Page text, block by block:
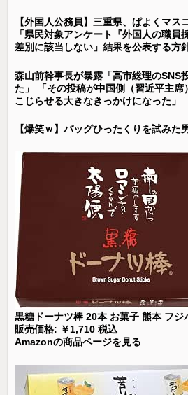
【外国人公務員】三重県、ぱよくマス
「県民対象アンケート『外国人の職員
差別に該当しない」結果を公表する方
森山前幹事長が暴露「高市総理のSNS
た」 「その投稿が中国側（習近平主
こじらせる大きなきっかけになった」
【爆笑ｗ】バッグひったくりを試みた
黒糖ドーナツ棒 20本 お菓子 熊本 フジ
販売価格: ￥1,710 税込
Amazonの商品ページを見る